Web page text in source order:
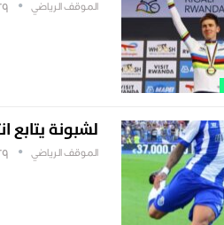
الموقف الرياضي 29
لشبونة يتابع
الموقف الرياضي 29